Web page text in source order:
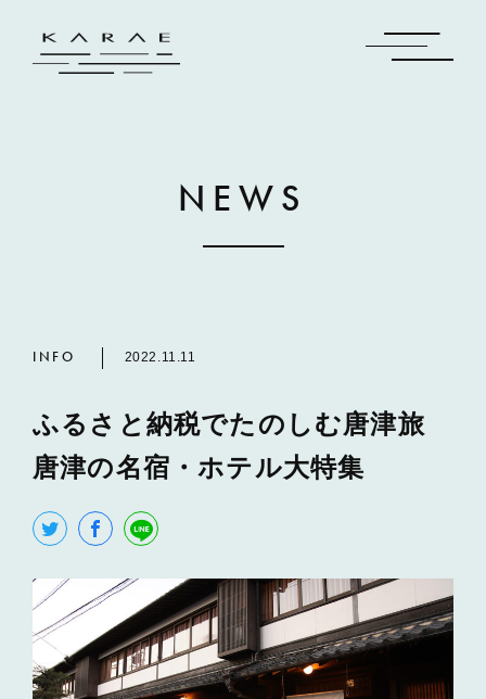
NEWS
INFO 2022.11.11
ふるさと納税でたのしむ唐津旅
唐津の名宿・ホテル大特集